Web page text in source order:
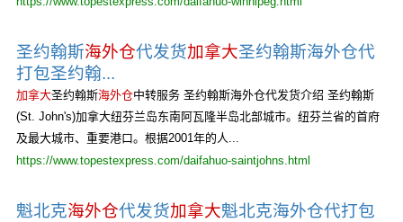
圣约翰斯海外仓代发货加拿大圣约翰斯海外仓代
打包圣约翰...
加拿大圣约翰斯海外仓中转服务 圣约翰斯海外仓代发货介绍 圣约翰斯
(St. John's)加拿大纽芬兰岛东南阿瓦隆半岛北部城市。纽芬兰省的首府
及最大城市、重要港口。根据2001年的人...
https://www.topestexpress.com/daifahuo-saintjohns.html
魁北克海外仓代发货加拿大魁北克海外仓代打包